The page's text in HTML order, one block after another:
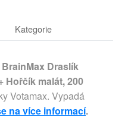
Kategorie
Draslík
Hořčík malát, 200
Votamax. Vypadá
na více informací.